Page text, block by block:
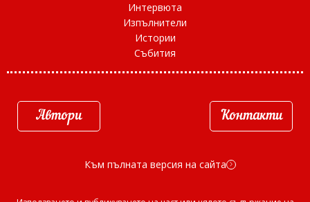
Интервюта
Изпълнители
Истории
Събития
Автори Контакти
Към пълната версия на сайта d